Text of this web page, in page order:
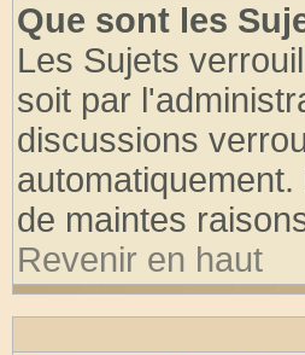
Que sont les
Les Sujets
soit par
discussions
de maintes
Revenir en haut